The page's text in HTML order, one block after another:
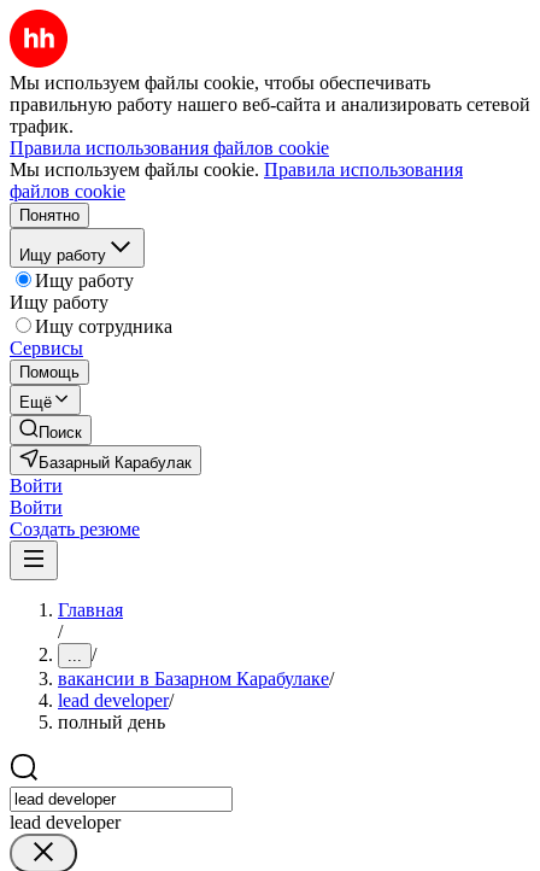
Мы используем файлы cookie, чтобы обеспечивать
правильную работу нашего веб-сайта и анализировать сетевой
трафик.
Правила использования файлов cookie
Мы используем файлы cookie. Правила использования
файлов cookie
Понятно
Ищу работу
Ищу работу
Ищу работу
Ищу сотрудника
Сервисы
Помощь
Ещё
Поиск
Базарный Карабулак
Войти
Войти
Создать резюме
Главная
/
... /
вакансии в Базарном Карабулаке/
lead developer/
полный день
lead developer